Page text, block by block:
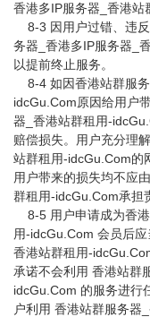
香港多IP服务器_香港站
8-3 因用户过错、违反
务器_香港多IP服务器_
以提前终止服务。
8-4 如因香港站群服
idcGu.Com原因给用户
器_香港站群租用-
赔偿损失。用户充分理
站群租用-idcGu.Com的
用户带来的损失均不应
群租用-idcGu.Com承担
8-5 用户申请成为香港
用-idcGu.Com 会员后
香港站群租用-
承诺不会利用 香港站群
idcGu.Com 的服务进行
户利用 香港站群服务器